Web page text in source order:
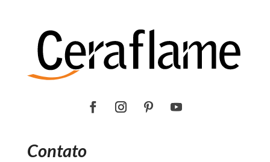
Contato